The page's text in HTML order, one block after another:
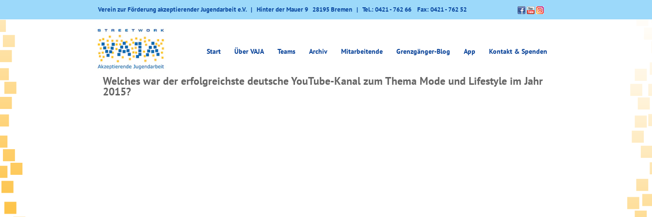
Verein zur Förderung akzeptierender Jugendarbeit e.V. | Hinter der Mauer 9 28195 Bremen | Tel.: 0421 - 762 66 Fax: 0421 - 762 52
Start Über VAJA Teams Archiv Mitarbeitende Grenzgänger-Blog App Kontakt & Spenden
Welches war der erfolgreichste deutsche YouTube-Kanal zum Thema Mode und Lifestyle im Jahr
2015?